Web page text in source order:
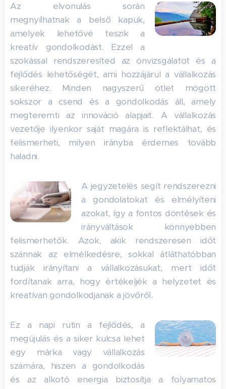
Az elvonulás során
megnyílhatnak a belső kapuk,
amelyek lehetővé teszik a
kreatív gondolkodást. Ezzel a
szokással rendszeresíted az önvizsgálatot és a
fejlődés lehetőségét, ami hozzájárul a vállalkozás
sikeréhez. Minden nagyszerű ötlet mögött
sokszor a csend és a gondolkodás áll, amely
megteremti az innováció alapjait. A vállalkozás
vezetője ilyenkor saját magára is reflektálhat, és
felismerheti, milyen irányba érdemes tovább
haladni.
A jegyzetelés segít rendszerezni
a gondolatokat és elmélyíteni
azokat, így a fontos döntések és
irányváltások könnyebben
felismerhetők. Azok, akik rendszeresen időt
szánnak az elmélkedésre, sokkal átláthatóbban
tudják irányítani a vállalkozásukat, mert időt
fordítanak arra, hogy értékeljék a helyzetet és
kreatívan gondolkodjanak a jövőről.
Ez a napi rutin a fejlődés, a
megújulás és a siker kulcsa lehet
egy márka vagy vállalkozás
számára, hiszen a gondolkodás
és az alkotó energia biztosítja a folyamatos